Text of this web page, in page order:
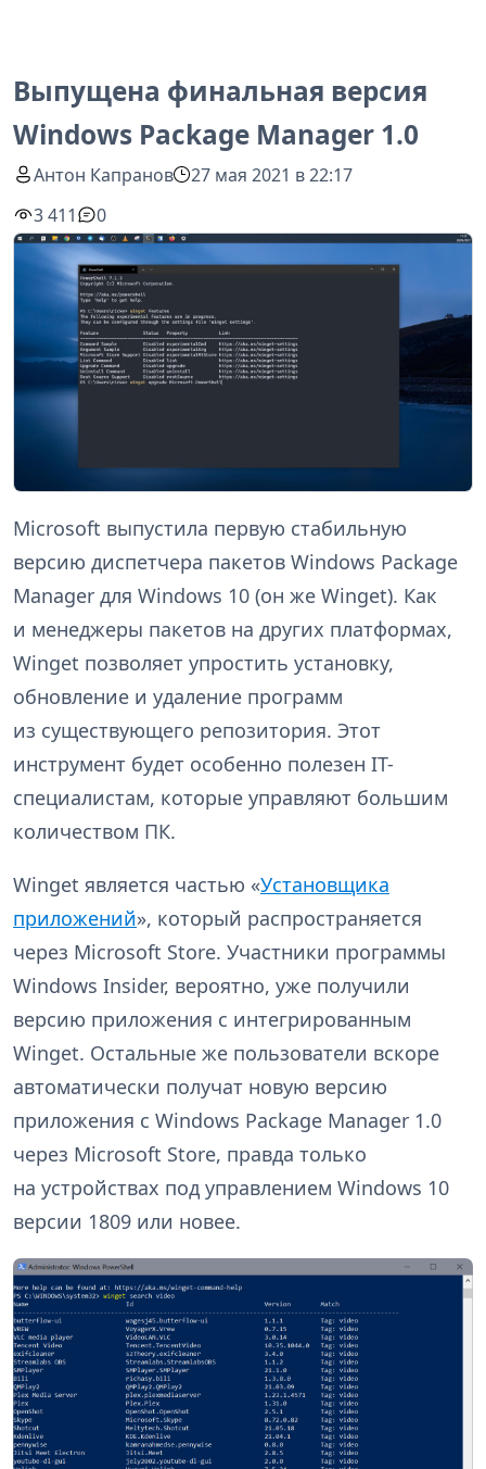
Выпущена финальная версия
Windows Package Manager 1.0
Антон Капранов
27 мая 2021 в 22:17
3 411
0
Microsoft выпустила первую стабильную
версию диспетчера пакетов Windows Package
Manager для Windows 10 (он же Winget). Как
и менеджеры пакетов на других платформах,
Winget позволяет упростить установку,
обновление и удаление программ
из существующего репозитория. Этот
инструмент будет особенно полезен IT-
специалистам, которые управляют большим
количеством ПК.
Winget является частью «Установщика
приложений», который распространяется
через Microsoft Store. Участники программы
Windows Insider, вероятно, уже получили
версию приложения с интегрированным
Winget. Остальные же пользователи вскоре
автоматически получат новую версию
приложения с Windows Package Manager 1.0
через Microsoft Store, правда только
на устройствах под управлением Windows 10
версии 1809 или новее.